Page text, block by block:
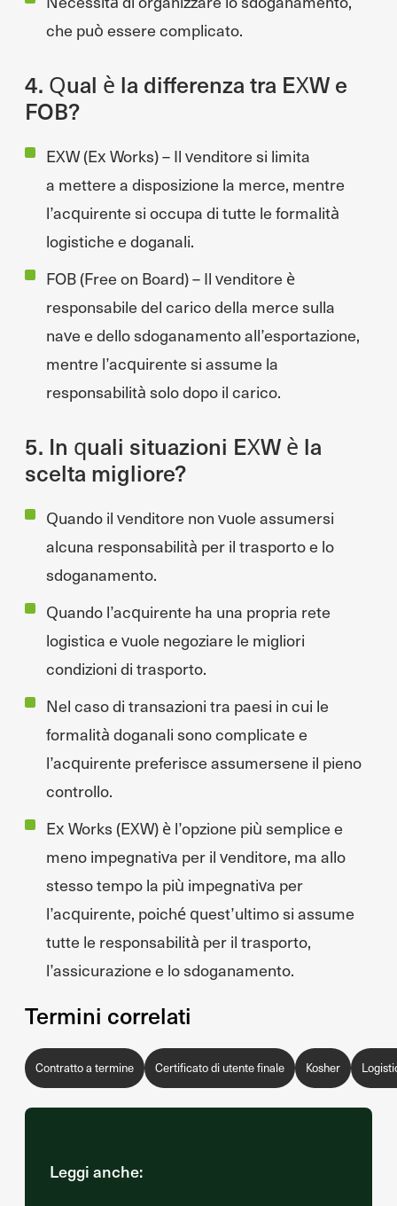
che può essere complicato.
4. Qual è la differenza tra EXW e
FOB?
EXW (Ex Works) – Il venditore si limita
a mettere a disposizione la merce, mentre
l’acquirente si occupa di tutte le formalità
logistiche e doganali.
FOB (Free on Board) – Il venditore è
responsabile del carico della merce sulla
nave e dello sdoganamento all’esportazione,
mentre l’acquirente si assume la
responsabilità solo dopo il carico.
5. In quali situazioni EXW è la
scelta migliore?
Quando il venditore non vuole assumersi
alcuna responsabilità per il trasporto e lo
sdoganamento.
Quando l’acquirente ha una propria rete
logistica e vuole negoziare le migliori
condizioni di trasporto.
Nel caso di transazioni tra paesi in cui le
formalità doganali sono complicate e
l’acquirente preferisce assumersene il pieno
controllo.
Ex Works (EXW) è l’opzione più semplice e
meno impegnativa per il venditore, ma allo
stesso tempo la più impegnativa per
l’acquirente, poiché quest’ultimo si assume
tutte le responsabilità per il trasporto,
l’assicurazione e lo sdoganamento.
Termini correlati
Contratto a termine Certificato di utente finale Kosher
Leggi anche: